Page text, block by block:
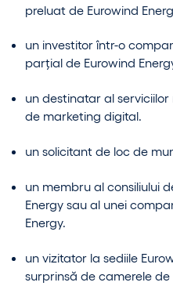
preluat de Eurowind
un investitor într-o
parțial de Eurowind
un destinatar al
de marketing digital.
un solicitant de loc de
un membru al consiliului
Energy sau al unei
Energy.
un vizitator la sediile
surprinsă de camerele